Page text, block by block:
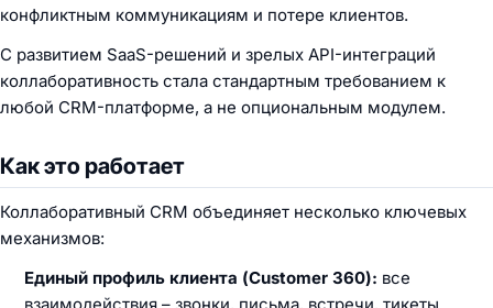
конфликтным коммуникациям и потере клиентов.
С развитием SaaS-решений и зрелых API-интеграций
коллаборативность стала стандартным требованием к
любой CRM-платформе, а не опциональным модулем.
Как это работает
Коллаборативный CRM объединяет несколько ключевых
механизмов:
Единый профиль клиента (Customer 360): все